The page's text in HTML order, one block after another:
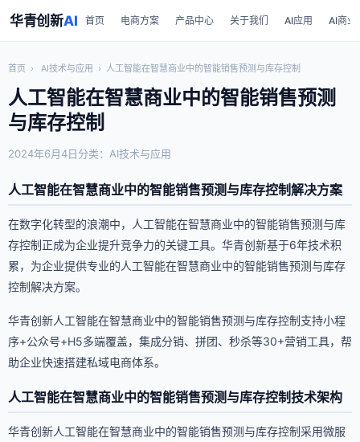
华青创新AI 首页 电商方案 产品中心 关于我们 AI应用 AI商业
首页 › AI技术与应用 › 人工智能在智慧商业中的智能销售预测与库存控制
人工智能在智慧商业中的智能销售预测
与库存控制
2024年6月4日分类：AI技术与应用
人工智能在智慧商业中的智能销售预测与库存控制解决方案
在数字化转型的浪潮中，人工智能在智慧商业中的智能销售预测与库
存控制正成为企业提升竞争力的关键工具。华青创新基于6年技术积
累，为企业提供专业的人工智能在智慧商业中的智能销售预测与库存
控制解决方案。
华青创新人工智能在智慧商业中的智能销售预测与库存控制支持小程
序+公众号+H5多端覆盖，集成分销、拼团、秒杀等30+营销工具，帮
助企业快速搭建私域电商体系。
人工智能在智慧商业中的智能销售预测与库存控制技术架构
华青创新人工智能在智慧商业中的智能销售预测与库存控制采用微服